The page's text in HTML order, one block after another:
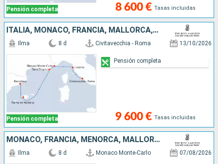
Pensión completa 8 600 € Tasas incluidas
ITALIA, MONACO, FRANCIA, MALLORCA, ESPAÑA
Pensión completa
Ilma 8 d Civitavecchia - Roma 13/10/2026
9 600 € Tasas incluidas
Pensión completa
MONACO, FRANCIA, MENORCA, MALLORCA, ESPAÑA
Ilma 8 d Monaco Monte-Carlo 07/08/2026